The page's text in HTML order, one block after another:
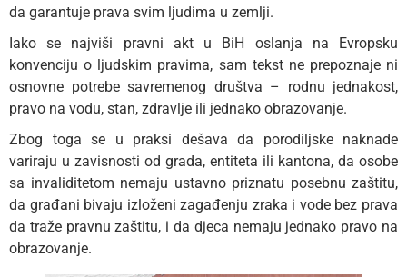
da garantuje prava svim ljudima u zemlji.
Iako se najviši pravni akt u BiH oslanja na Evropsku
konvenciju o ljudskim pravima, sam tekst ne prepoznaje ni
osnovne potrebe savremenog društva – rodnu jednakost,
pravo na vodu, stan, zdravlje ili jednako obrazovanje.
Zbog toga se u praksi dešava da porodiljske naknade
variraju u zavisnosti od grada, entiteta ili kantona, da osobe
sa invaliditetom nemaju ustavno priznatu posebnu zaštitu,
da građani bivaju izloženi zagađenju zraka i vode bez prava
da traže pravnu zaštitu, i da djeca nemaju jednako pravo na
obrazovanje.